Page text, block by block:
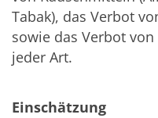
Tabak), das Verbot
sowie das Verbot
jeder Art.
Einschätzung